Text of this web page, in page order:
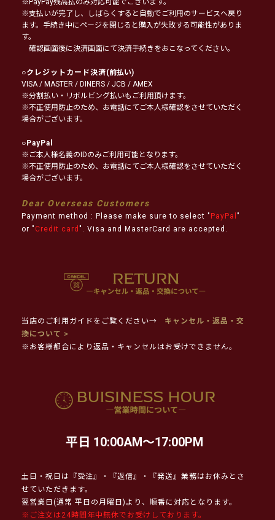
※支払いが完了し、しばらくすると自動でご利用のサービスへ戻り
ます。手続き中にページを閉じると購入が失敗する可能性がありま
す。
確認画面後に決済画面にて決済手続きをおこなってください。
○クレジットカード決済(前払い)
VISA / MASTER / DINERS / JCB / AMEX
※分割払い・リボルビング払いもご利用頂けます。
※不正使用防止のため、お電話にてご本人様確認をさせていただく
場合がございます。
○PayPal
※ご本人様名義のIDのみご利用可能となります。
※不正使用防止のため、お電話にてご本人様確認をさせていただく
場合がございます。
Dear Overseas Customers
Payment method : Please make sure to select " PayPal "
or " Credit card ". Visa and MasterCard are accepted.
当店のご利用ガイドをご覧ください→
キャンセル・返品・交
換について >
※お客様都合により返品・キャンセルはお受けできません。
平日 10:00AM～17:00PM
土日・祝日は『受注』・『返信』・『発送』業務はお休みとさ
せていただきます。
翌営業日(通常 平日の月曜日)より、順番に対応となります。
※ご注文は24時間年中無休でお受けしております。